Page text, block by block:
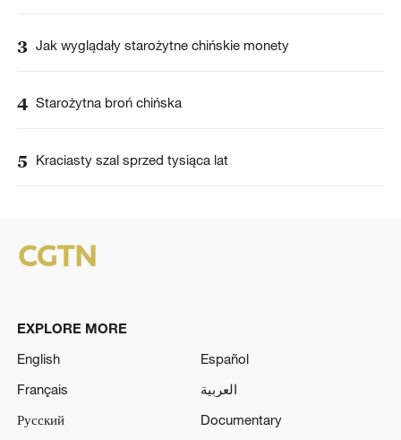
3 Jak wyglądały starożytne chińskie monety
4 Starożytna broń chińska
5 Kraciasty szal sprzed tysiąca lat
EXPLORE MORE
English
Español
Français
العربية
Русский
Documentary